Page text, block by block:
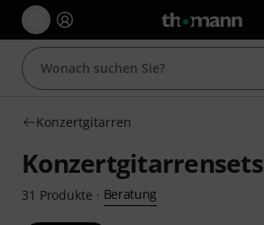
Konzertgitarren
Konzertgitarrensets
31 Produkte · Beratung